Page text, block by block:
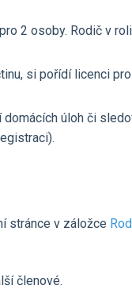
2 osoby. Rodič v
si pořídí licenci
úloh či
stránce v záložce
členové.